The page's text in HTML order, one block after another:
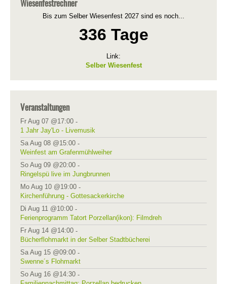
Wiesenfestrechner
Bis zum Selber Wiesenfest 2027 sind es noch...
336 Tage
Link:
Selber Wiesenfest
Veranstaltungen
Fr Aug 07 @17:00 -
1 Jahr Jay'Lo - Livemusik
Sa Aug 08 @15:00 -
Weinfest am Grafenmühlweiher
So Aug 09 @20:00 -
Ringelspü live im Jungbrunnen
Mo Aug 10 @19:00 -
Kirchenführung - Gottesackerkirche
Di Aug 11 @10:00 -
Ferienprogramm Tatort Porzellan(ikon): Filmdreh
Fr Aug 14 @14:00 -
Bücherflohmarkt in der Selber Stadtbücherei
Sa Aug 15 @09:00 -
Swenne´s Flohmarkt
So Aug 16 @14:30 -